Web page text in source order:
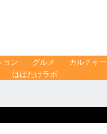
ョン グルメ カルチャー
はばたけラボ